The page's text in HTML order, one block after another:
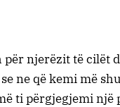
për njerëzit të cilët
ne që kemi më
ti përgjegjemi një